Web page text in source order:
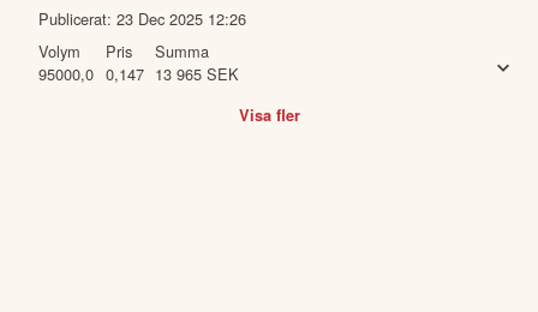
Publicerat:23 Dec 2025 12:26
Volym
95000,0
Pris
0,147
Summa
13 965 SEK
Visa fler